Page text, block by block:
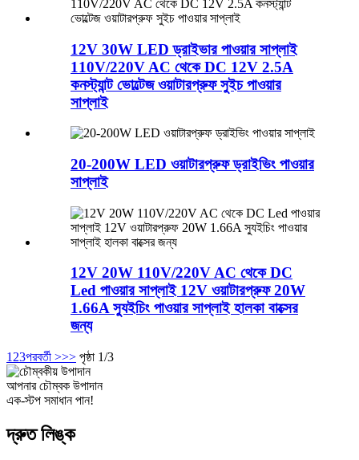
12V 30W LED ড্রাইভার পাওয়ার সাপ্লাই
110V/220V AC থেকে DC 12V 2.5A
কনস্ট্যান্ট ভোল্টেজ ওয়াটারপ্রুফ সুইচ পাওয়ার
সাপ্লাই
20-200W LED ওয়াটারপ্রুফ ড্রাইভিং পাওয়ার
সাপ্লাই
12V 20W 110V/220V AC থেকে DC
Led পাওয়ার সাপ্লাই 12V ওয়াটারপ্রুফ 20W
1.66A স্যুইচিং পাওয়ার সাপ্লাই হালকা বাক্সের
জন্য
1 23পরবর্তী >>> পৃষ্ঠা 1/3
আপনার চৌম্বক উপাদান
এক-স্টপ সমাধান পান!
দ্রুত লিঙ্ক